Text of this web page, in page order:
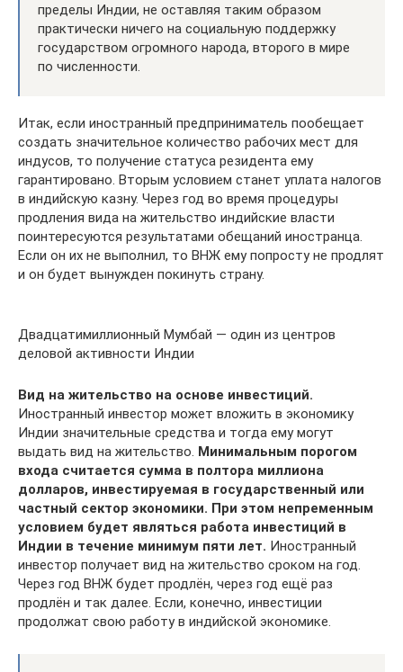
пределы Индии, не оставляя таким образом
практически ничего на социальную поддержку
государством огромного народа, второго в мире
по численности.
Итак, если иностранный предприниматель пообещает
создать значительное количество рабочих мест для
индусов, то получение статуса резидента ему
гарантировано. Вторым условием станет уплата налогов
в индийскую казну. Через год во время процедуры
продления вида на жительство индийские власти
поинтересуются результатами обещаний иностранца.
Если он их не выполнил, то ВНЖ ему попросту не продлят
и он будет вынужден покинуть страну.
Двадцатимиллионный Мумбай — один из центров
деловой активности Индии
Вид на жительство на основе инвестиций.
Иностранный инвестор может вложить в экономику
Индии значительные средства и тогда ему могут
выдать вид на жительство. Минимальным порогом
входа считается сумма в полтора миллиона
долларов, инвестируемая в государственный или
частный сектор экономики. При этом непременным
условием будет являться работа инвестиций в
Индии в течение минимум пяти лет. Иностранный
инвестор получает вид на жительство сроком на год.
Через год ВНЖ будет продлён, через год ещё раз
продлён и так далее. Если, конечно, инвестиции
продолжат свою работу в индийской экономике.